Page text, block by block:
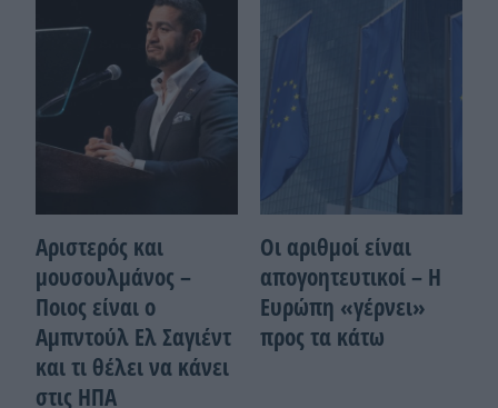
Αριστερός και
μουσουλμάνος –
Ποιoς είναι ο
Αμπντούλ Ελ Σαγιέντ
και τι θέλει να κάνει
στις ΗΠΑ
Οι αριθμοί είναι
απογοητευτικοί – Η
Ευρώπη «γέρνει»
προς τα κάτω